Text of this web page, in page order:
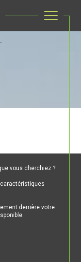
vous cherchiez ?
derrière votre